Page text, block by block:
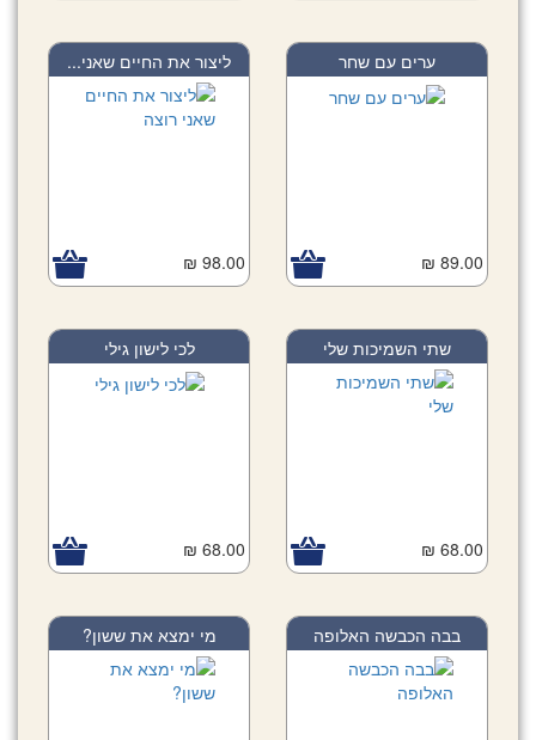
ערים עם שחר
89.00 ₪
ליצור את החיים שאני...
98.00 ₪
שתי השמיכות שלי
68.00 ₪
לכי לישון גילי
68.00 ₪
בבה הכבשה האלופה מי ימצא את ששון?